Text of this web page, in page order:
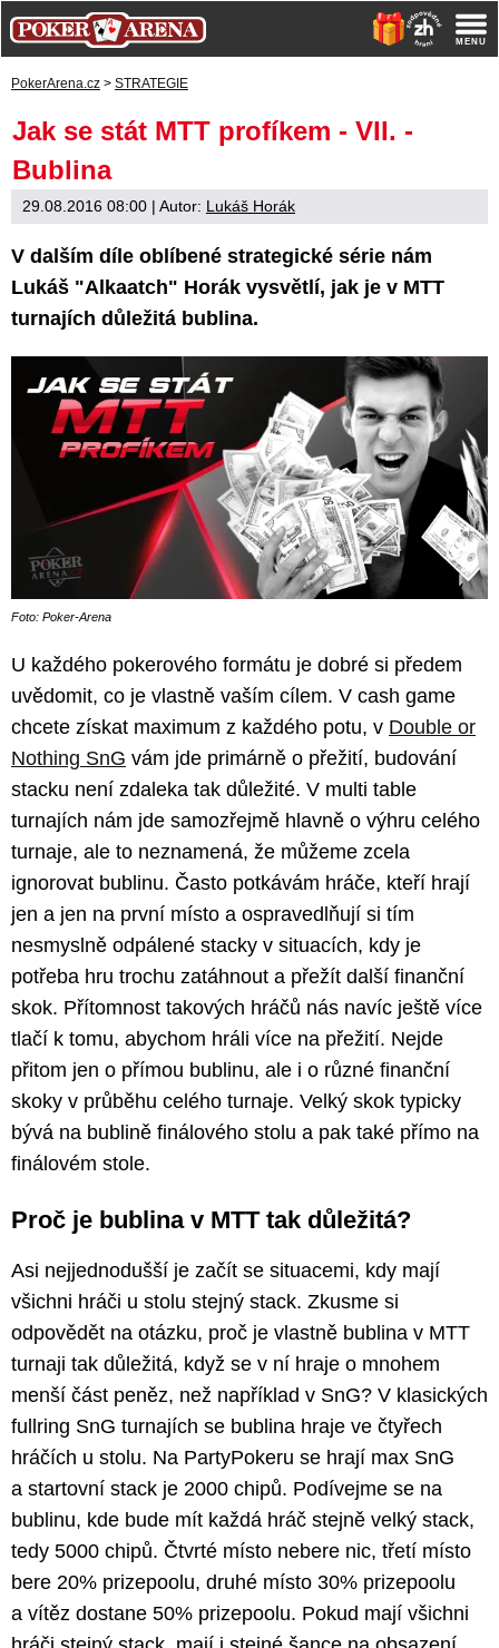
PokerArena.cz > STRATEGIE
Jak se stát MTT profíkem - VII. -
Bublina
29.08.2016 08:00 | Autor: Lukáš Horák
V dalším díle oblíbené strategické série nám
Lukáš "Alkaatch" Horák vysvětlí, jak je v MTT
turnajích důležitá bublina.
Foto: Poker-Arena
U každého pokerového formátu je dobré si předem
uvědomit, co je vlastně vaším cílem. V cash game
chcete získat maximum z každého potu, v Double or
Nothing SnG vám jde primárně o přežití, budování
stacku není zdaleka tak důležité. V multi table
turnajích nám jde samozřejmě hlavně o výhru celého
turnaje, ale to neznamená, že můžeme zcela
ignorovat bublinu. Často potkávám hráče, kteří hrají
jen a jen na první místo a ospravedlňují si tím
nesmyslně odpálené stacky v situacích, kdy je
potřeba hru trochu zatáhnout a přežít další finanční
skok. Přítomnost takových hráčů nás navíc ještě více
tlačí k tomu, abychom hráli více na přežití. Nejde
přitom jen o přímou bublinu, ale i o různé finanční
skoky v průběhu celého turnaje. Velký skok typicky
bývá na bublině finálového stolu a pak také přímo na
finálovém stole.
Proč je bublina v MTT tak důležitá?
Asi nejjednodušší je začít se situacemi, kdy mají
všichni hráči u stolu stejný stack. Zkusme si
odpovědět na otázku, proč je vlastně bublina v MTT
turnaji tak důležitá, když se v ní hraje o mnohem
menší část peněz, než například v SnG? V klasických
fullring SnG turnajích se bublina hraje ve čtyřech
hráčích u stolu. Na PartyPokeru se hrají max SnG
a startovní stack je 2000 chipů. Podívejme se na
bublinu, kde bude mít každá hráč stejně velký stack,
tedy 5000 chipů. Čtvrté místo nebere nic, třetí místo
bere 20% prizepoolu, druhé místo 30% prizepoolu
a vítěz dostane 50% prizepoolu. Pokud mají všichni